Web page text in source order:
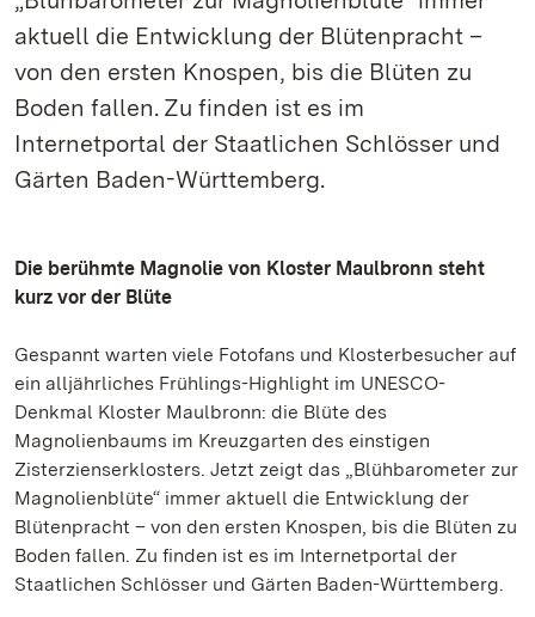
aktuell die Entwicklung der Blütenpracht –
von den ersten Knospen, bis die Blüten zu
Boden fallen. Zu finden ist es im
Internetportal der Staatlichen Schlösser und
Gärten Baden-Württemberg.
Die berühmte Magnolie von Kloster Maulbronn steht
kurz vor der Blüte
Gespannt warten viele Fotofans und Klosterbesucher auf
ein alljährliches Frühlings-Highlight im UNESCO-
Denkmal Kloster Maulbronn: die Blüte des
Magnolienbaums im Kreuzgarten des einstigen
Zisterzienserklosters. Jetzt zeigt das „Blühbarometer zur
Magnolienblüte“ immer aktuell die Entwicklung der
Blütenpracht – von den ersten Knospen, bis die Blüten zu
Boden fallen. Zu finden ist es im Internetportal der
Staatlichen Schlösser und Gärten Baden-Württemberg.